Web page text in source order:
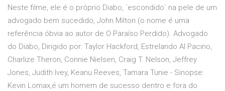
Neste filme, ele é o próprio Diabo, `escondido` na pele de um
advogado bem sucedido, John Milton (o nome é uma
referência óbvia ao autor de O Paraíso Perdido). Advogado
do Diabo, Dirigido por: Taylor Hackford, Estrelando Al Pacino,
Charlize Theron, Connie Nielsen, Craig T. Nelson, Jeffrey
Jones, Judith Ivey, Keanu Reeves, Tamara Tunie - Sinopse:
Kevin Lomax,é um homem de sucesso dentro e fora do